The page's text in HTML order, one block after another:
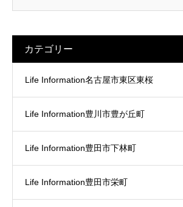
カテゴリー
Life Information名古屋市東区東桜
Life Information豊川市豊が丘町
Life Information豊田市下林町
Life Information豊田市栄町